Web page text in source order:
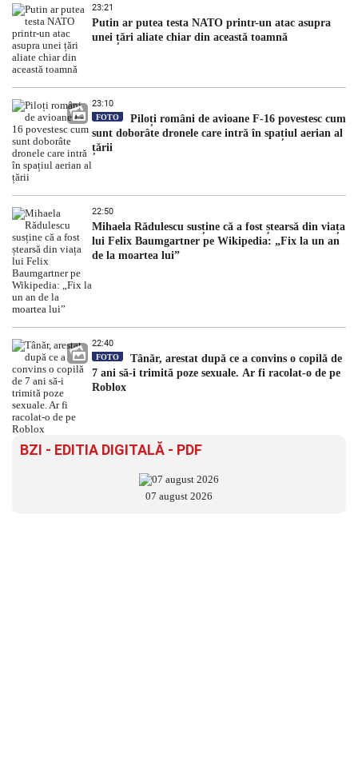
23:21
Putin ar putea testa NATO printr-un atac asupra
unei țări aliate chiar din această toamnă
23:10
FOTO
Piloți români de avioane F-16 povestesc cum
sunt doborâte dronele care intră în spațiul aerian al
țării
22:50
Mihaela Rădulescu susține că a fost ștearsă din viața
lui Felix Baumgartner pe Wikipedia: „Fix la un an
de la moartea lui”
22:40
FOTO
Tânăr, arestat după ce a convins o copilă de
7 ani să-i trimită poze sexuale. Ar fi racolat-o de pe
Roblox
BZI - EDITIA DIGITALĂ - PDF
07 august 2026